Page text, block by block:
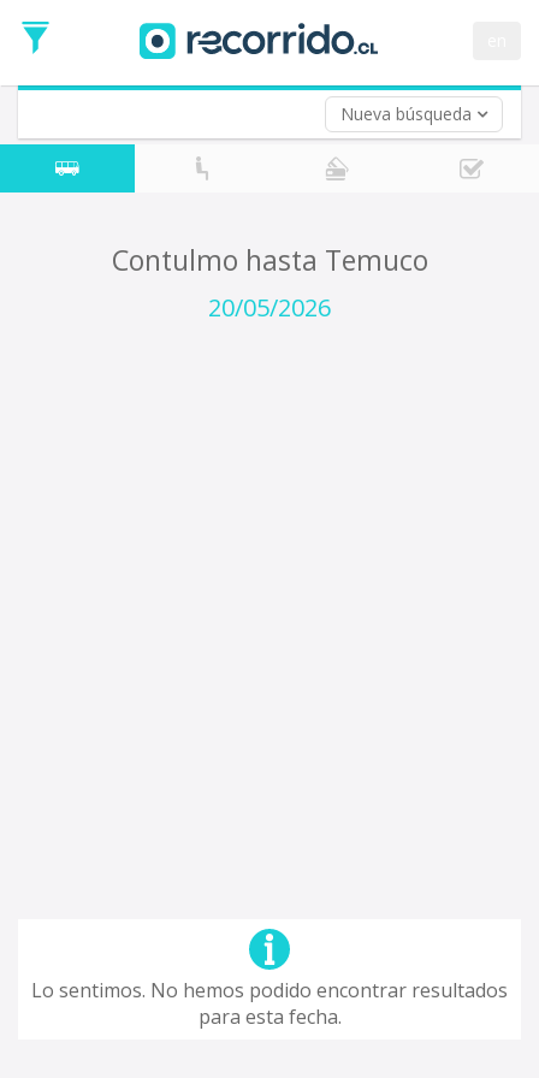
Nueva búsqueda
de
Ida
Vuelta (opcional)
Fecha
de
Contulmo hasta Temuco
20/05/2026
Lo sentimos. No hemos podido encontrar resultados
para esta fecha.